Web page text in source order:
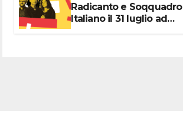
Radicanto e Soqquadro
Italiano il 31 luglio ad